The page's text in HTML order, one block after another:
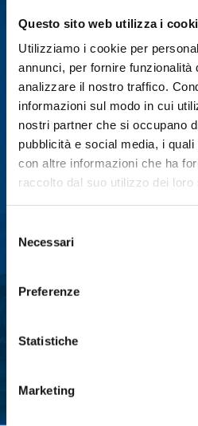
Questo sito web utilizza i
Utilizziamo i cookie per
annunci, per fornire funzionalità
analizzare il nostro traffico.
informazioni sul modo in cui
nostri partner che si occupano
pubblicità e social media, i
con altre informazioni che ha
raccolto dal suo utilizzo dei loro
delNecessari
Preferenze
Statistiche
Marketing
Cognome *
Email *
Città *
Messaggio *
Consenso
personali e